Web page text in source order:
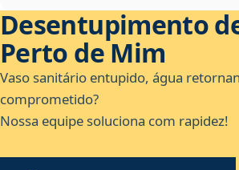
Desentupimento
Perto de Mim
Vaso sanitário entupido, água
comprometido?
Nossa equipe soluciona com rapidez!